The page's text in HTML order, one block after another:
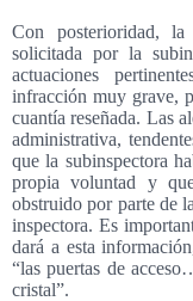
Con posterioridad, la
solicitada por la
actuaciones
infracción muy grave,
cuantía reseñada. Las
administrativa,
que la subinspectora
propia voluntad y
obstruido por parte de
inspectora. Es
dará a esta
“las puertas de
cristal”.